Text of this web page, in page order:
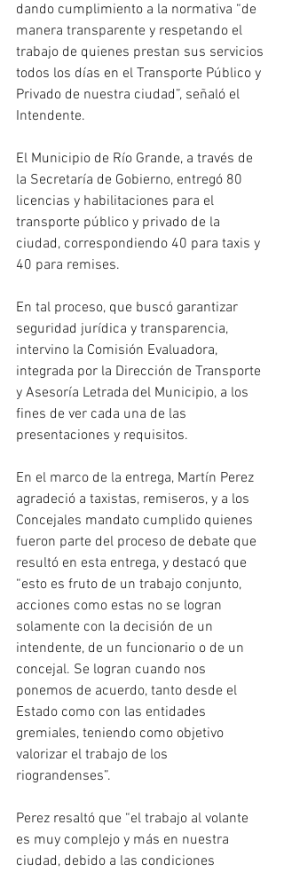
dando cumplimiento a la normativa “de
manera transparente y respetando el
trabajo de quienes prestan sus servicios
todos los días en el Transporte Público y
Privado de nuestra ciudad”, señaló el
Intendente.
El Municipio de Río Grande, a través de
la Secretaría de Gobierno, entregó 80
licencias y habilitaciones para el
transporte público y privado de la
ciudad, correspondiendo 40 para taxis y
40 para remises.
En tal proceso, que buscó garantizar
seguridad jurídica y transparencia,
intervino la Comisión Evaluadora,
integrada por la Dirección de Transporte
y Asesoría Letrada del Municipio, a los
fines de ver cada una de las
presentaciones y requisitos.
En el marco de la entrega, Martín Perez
agradeció a taxistas, remiseros, y a los
Concejales mandato cumplido quienes
fueron parte del proceso de debate que
resultó en esta entrega, y destacó que
“esto es fruto de un trabajo conjunto,
acciones como estas no se logran
solamente con la decisión de un
intendente, de un funcionario o de un
concejal. Se logran cuando nos
ponemos de acuerdo, tanto desde el
Estado como con las entidades
gremiales, teniendo como objetivo
valorizar el trabajo de los
riograndenses”.
Perez resaltó que “el trabajo al volante
es muy complejo y más en nuestra
ciudad, debido a las condiciones